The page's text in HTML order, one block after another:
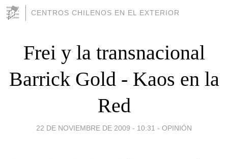
CENTROS CHILENOS EN EL EXTERIOR
Frei y la transnacional
Barrick Gold - Kaos en la
Red
22 DE NOVIEMBRE DE 2009 - 10:31 - OPINIÓN